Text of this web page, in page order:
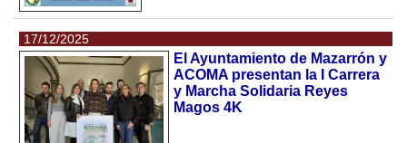
17/12/2025
El Ayuntamiento de Mazarrón y
ACOMA presentan la I Carrera
y Marcha Solidaria Reyes
Magos 4K